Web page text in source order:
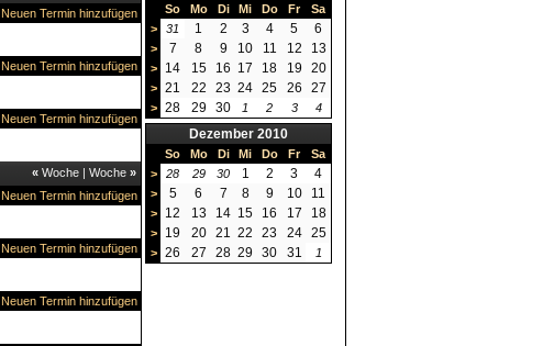
Neuen Termin hinzufügen
Neuen Termin hinzufügen
Neuen Termin hinzufügen
« Woche | Woche »
Neuen Termin hinzufügen
Neuen Termin hinzufügen
Neuen Termin hinzufügen
So Mo Di Mi Do Fr
Sa
>
31 1 2 3 4 5 6
> 7 8 9 10 11 12 13
> 14 15 16 17 18 19 20
> 21 22 23 24 25 26 27
> 28 29 30 1 2 3 4
Dezember 2010
So Mo Di Mi Do Fr
Sa
>
28 29 30 1 2 3 4
> 5 6 7 8 9 10 11
> 12 13 14 15 16 17 18
> 19 20 21 22 23 24 25
> 26 27 28 29 30 31 1